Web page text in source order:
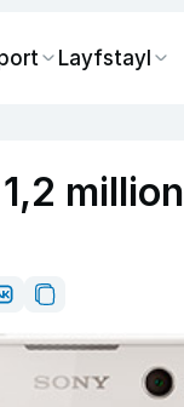
Layfstayl
million